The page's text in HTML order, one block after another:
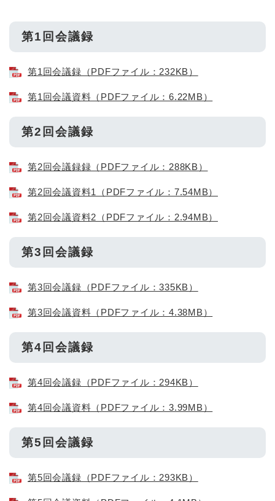
第1回会議録
第1回会議録（PDFファイル：232KB）
第1回会議資料（PDFファイル：6.22MB）
第2回会議録
第2回会議録録（PDFファイル：288KB）
第2回会議資料1（PDFファイル：7.54MB）
第2回会議資料2（PDFファイル：2.94MB）
第3回会議録
第3回会議録（PDFファイル：335KB）
第3回会議資料（PDFファイル：4.38MB）
第4回会議録
第4回会議録（PDFファイル：294KB）
第4回会議資料（PDFファイル：3.99MB）
第5回会議録
第5回会議録（PDFファイル：293KB）